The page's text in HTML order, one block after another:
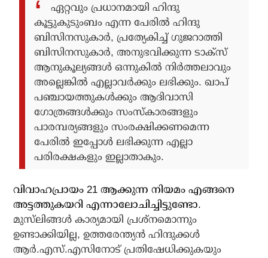
ഏറ്റവും പ്രധാനമായി ഹിന്ദു
കൂട്ടുകുടുംബം എന്ന പേരില്‍ ഹിന്ദു
ബിസിനസുകാര്‍, പ്രത്യേകിച്ച് ഗുജറാത്തി
ബിസിനസുകാര്‍, അനുഭവിക്കുന്ന ടാക്‌സ്
ആനുകൂല്യങ്ങള്‍ ഒന്നുകില്‍ നിര്‍ത്തലാവും
അല്ലെങ്കില്‍ എല്ലാവര്‍ക്കും ലഭിക്കും. ഖാപ്
പഞ്ചായത്തുകള്‍ക്കും ആദിവാസി
ഗോത്രങ്ങള്‍ക്കും സംസ്‌കാരങ്ങളും
പാരമ്പര്യങ്ങളും സംരക്ഷിക്കണമെന്ന
പേരില്‍ ഇപ്പോള്‍ ലഭിക്കുന്ന എല്ലാ
പരിരക്ഷകളും ഇല്ലാതാകും.
വിവാഹപ്രായം 21 ആക്കുന്ന നിയമം എങ്ങനെ
അട്ടത്തുകയറി എന്നാലോചിച്ചിട്ടുണ്ടോ.
മുസ്‌ലിങ്ങള്‍ കാര്യമായി പ്രശ്‌നമൊന്നും
ഉണ്ടാക്കിയില്ല, ഉത്തരേന്ത്യന്‍ ഹിന്ദുക്കള്‍
ആര്‍.എസ്.എസിനോട് പ്രതിഷേധിക്കുകയും